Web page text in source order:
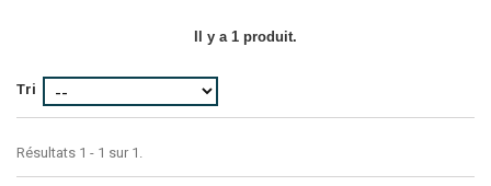
Il y a 1 produit.
Tri
Résultats 1 - 1 sur 1.